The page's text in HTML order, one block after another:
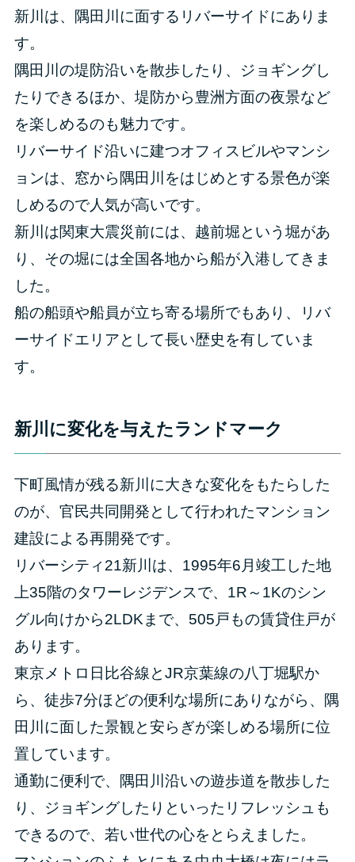
新川は、隅田川に面するリバーサイドにありま
す。
隅田川の堤防沿いを散歩したり、ジョギングし
たりできるほか、堤防から豊洲方面の夜景など
を楽しめるのも魅力です。
リバーサイド沿いに建つオフィスビルやマンシ
ョンは、窓から隅田川をはじめとする景色が楽
しめるので人気が高いです。
新川は関東大震災前には、越前堀という堀があ
り、その堀には全国各地から船が入港してきま
した。
船の船頭や船員が立ち寄る場所でもあり、リバ
ーサイドエリアとして長い歴史を有していま
す。
新川に変化を与えたランドマーク
下町風情が残る新川に大きな変化をもたらした
のが、官民共同開発として行われたマンション
建設による再開発です。
リバーシティ21新川は、1995年6月竣工した地
上35階のタワーレジデンスで、1R～1Kのシン
グル向けから2LDKまで、505戸もの賃貸住戸が
あります。
東京メトロ日比谷線とJR京葉線の八丁堀駅か
ら、徒歩7分ほどの便利な場所にありながら、隅
田川に面した景観と安らぎが楽しめる場所に位
置しています。
通勤に便利で、隅田川沿いの遊歩道を散歩した
り、ジョギングしたりといったリフレッシュも
できるので、若い世代の心をとらえました。